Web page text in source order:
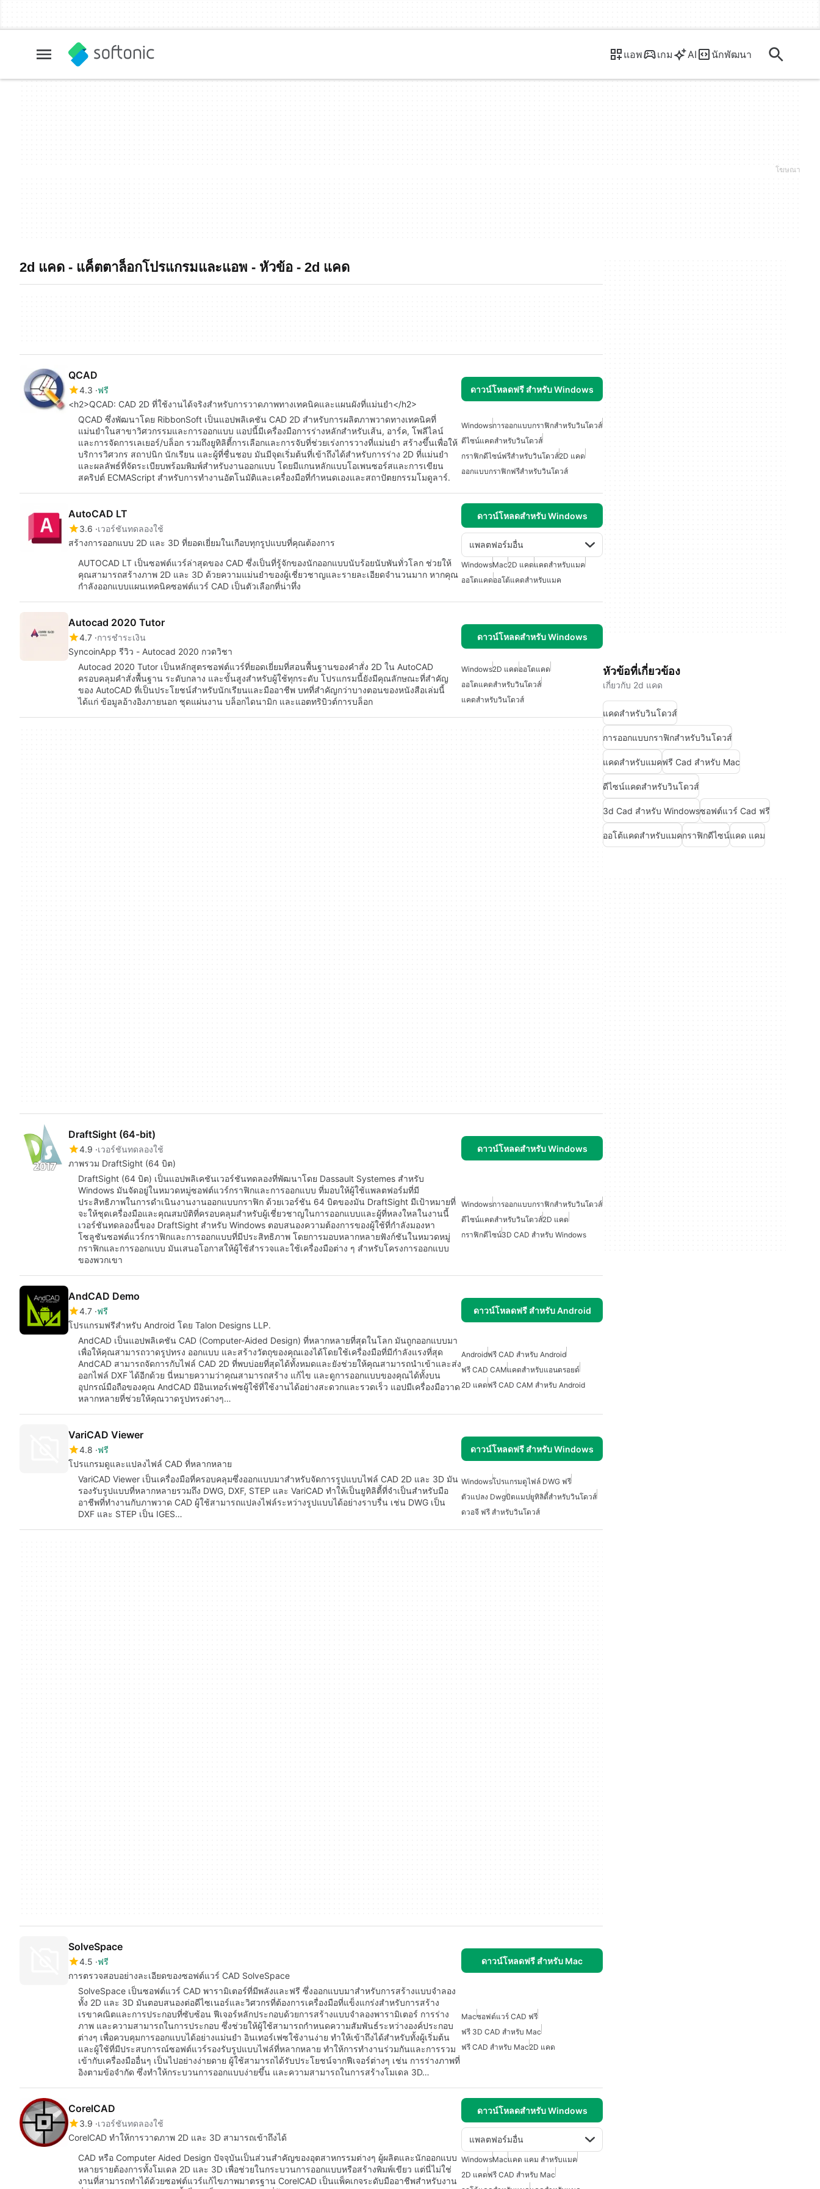
แอพ เกม AI นักพัฒนา
2d แคด - แค็ตตาล็อกโปรแกรมและแอพ - หัวข้อ - 2d แคด
QCAD
4.3 ฟรี
<h2>QCAD: CAD 2D ที่ใช้งานได้จริงสำหรับการวาดภาพทางเทคนิคและแผนผังที่แม่นยำ</h2>
ดาวน์โหลดฟรี สำหรับ Windows
QCAD ซึ่งพัฒนาโดย RibbonSoft เป็นแอปพลิเคชัน CAD 2D สำหรับการผลิตภาพวาดทางเทคนิคที่
แม่นยำในสาขาวิศวกรรมและการออกแบบ แอปนี้มีเครื่องมือการร่างหลักสำหรับเส้น, อาร์ค, โพลีไลน์
และการจัดการเลเยอร์/บล็อก รวมถึงยูทิลิตี้การเลือกและการจับที่ช่วยเร่งการวางที่แม่นยำ สร้างขึ้นเพื่อให้
บริการวิศวกร สถาปนิก นักเรียน และผู้ที่ชื่นชอบ มันมีจุดเริ่มต้นที่เข้าถึงได้สำหรับการร่าง 2D ที่แม่นยำ
และผลลัพธ์ที่จัดระเบียบพร้อมพิมพ์สำหรับงานออกแบบ โดยมีแกนหลักแบบโอเพนซอร์สและการเขียน
สคริปต์ ECMAScript สำหรับการทำงานอัตโนมัติและเครื่องมือที่กำหนดเองและสถาปัตยกรรมโมดูลาร์.
Windowsการออกแบบกราฟิกสำหรับวินโดวส์
ดีไซน์แคดสำหรับวินโดวส์
กราฟิกดีไซน์ฟรีสำหรับวินโดวส์2D แคด
ออกแบบกราฟิกฟรีสำหรับวินโดวส์
AutoCAD LT
3.6 เวอร์ชันทดลองใช้
สร้างการออกแบบ 2D และ 3D ที่ยอดเยี่ยมในเกือบทุกรูปแบบที่คุณต้องการ
ดาวน์โหลดสำหรับ Windows
แพลตฟอร์มอื่น
AUTOCAD LT เป็นซอฟต์แวร์ล่าสุดของ CAD ซึ่งเป็นที่รู้จักของนักออกแบบนับร้อยนับพันทั่วโลก ช่วยให้
คุณสามารถสร้างภาพ 2D และ 3D ด้วยความแม่นยำของผู้เชี่ยวชาญและรายละเอียดจำนวนมาก หากคุณ
กำลังออกแบบแผนเทคนิคซอฟต์แวร์ CAD เป็นตัวเลือกที่น่าทึ่ง
WindowsMac2D แคดแคดสำหรับแมค
ออโตแคดออโต้แคดสำหรับแมค
Autocad 2020 Tutor
4.7 การชำระเงิน
SyncoinApp รีวิว - Autocad 2020 กวดวิชา
ดาวน์โหลดสำหรับ Windows
Autocad 2020 Tutor เป็นหลักสูตรซอฟต์แวร์ที่ยอดเยี่ยมที่สอนพื้นฐานของคำสั่ง 2D ใน AutoCAD
ครอบคลุมคำสั่งพื้นฐาน ระดับกลาง และขั้นสูงสำหรับผู้ใช้ทุกระดับ โปรแกรมนี้ยังมีคุณลักษณะที่สำคัญ
ของ AutoCAD ที่เป็นประโยชน์สำหรับนักเรียนและมืออาชีพ บทที่สำคัญกว่าบางตอนของหนังสือเล่มนี้
ได้แก่ ข้อมูลอ้างอิงภายนอก ชุดแผ่นงาน บล็อกไดนามิก และแอตทริบิวต์การบล็อก
Windows2D แคดออโตแคด
ออโตแคดสำหรับวินโดวส์
แคดสำหรับวินโดวส์
DraftSight (64-bit)
4.9 เวอร์ชันทดลองใช้
ภาพรวม DraftSight (64 บิต)
ดาวน์โหลดสำหรับ Windows
DraftSight (64 บิต) เป็นแอปพลิเคชันเวอร์ชันทดลองที่พัฒนาโดย Dassault Systemes สำหรับ
Windows มันจัดอยู่ในหมวดหมู่ซอฟต์แวร์กราฟิกและการออกแบบ ที่มอบให้ผู้ใช้แพลตฟอร์มที่มี
ประสิทธิภาพในการดำเนินงานงานออกแบบกราฟิก ด้วยเวอร์ชัน 64 บิตของมัน DraftSight มีเป้าหมายที่
จะให้ชุดเครื่องมือและคุณสมบัติที่ครอบคลุมสำหรับผู้เชี่ยวชาญในการออกแบบและผู้ที่หลงใหลในงานนี้
เวอร์ชันทดลองนี้ของ DraftSight สำหรับ Windows ตอบสนองความต้องการของผู้ใช้ที่กำลังมองหา
โซลูชันซอฟต์แวร์กราฟิกและการออกแบบที่มีประสิทธิภาพ โดยการมอบหลากหลายฟังก์ชันในหมวดหมู่
กราฟิกและการออกแบบ มันเสนอโอกาสให้ผู้ใช้สำรวจและใช้เครื่องมือต่าง ๆ สำหรับโครงการออกแบบ
ของพวกเขา
Windowsการออกแบบกราฟิกสำหรับวินโดวส์
ดีไซน์แคดสำหรับวินโดวส์2D แคด
กราฟิกดีไซน์3D CAD สำหรับ Windows
AndCAD Demo
4.7 ฟรี
โปรแกรมฟรีสำหรับ Android โดย Talon Designs LLP.
ดาวน์โหลดฟรี สำหรับ Android
AndCAD เป็นแอปพลิเคชัน CAD (Computer-Aided Design) ที่หลากหลายที่สุดในโลก มันถูกออกแบบมา
เพื่อให้คุณสามารถวาดรูปทรง ออกแบบ และสร้างวัตถุของคุณเองได้โดยใช้เครื่องมือที่มีกำลังแรงที่สุด
AndCAD สามารถจัดการกับไฟล์ CAD 2D ที่พบบ่อยที่สุดได้ทั้งหมดและยังช่วยให้คุณสามารถนำเข้าและส่ง
ออกไฟล์ DXF ได้อีกด้วย นี่หมายความว่าคุณสามารถสร้าง แก้ไข และดูการออกแบบของคุณได้ทั้งบน
อุปกรณ์มือถือของคุณ AndCAD มีอินเทอร์เฟซผู้ใช้ที่ใช้งานได้อย่างสะดวกและรวดเร็ว แอปมีเครื่องมือวาด
หลากหลายที่ช่วยให้คุณวาดรูปทรงต่างๆ…
Androidฟรี CAD สำหรับ Android
ฟรี CAD CAMแคดสำหรับแอนดรอยด์
2D แคดฟรี CAD CAM สำหรับ Android
VariCAD Viewer
4.8 ฟรี
โปรแกรมดูและแปลงไฟล์ CAD ที่หลากหลาย
ดาวน์โหลดฟรี สำหรับ Windows
VariCAD Viewer เป็นเครื่องมือที่ครอบคลุมซึ่งออกแบบมาสำหรับจัดการรูปแบบไฟล์ CAD 2D และ 3D มัน
รองรับรูปแบบที่หลากหลายรวมถึง DWG, DXF, STEP และ VariCAD ทำให้เป็นยูทิลิตี้ที่จำเป็นสำหรับมือ
อาชีพที่ทำงานกับภาพวาด CAD ผู้ใช้สามารถแปลงไฟล์ระหว่างรูปแบบได้อย่างราบรื่น เช่น DWG เป็น
DXF และ STEP เป็น IGES…
Windowsโปรแกรมดูไฟล์ DWG ฟรี
ตัวแปลง Dwgบิตแมปยูทิลิตี้สำหรับวินโดวส์
ดวอจี ฟรี สำหรับวินโดวส์
SolveSpace
4.5 ฟรี
การตรวจสอบอย่างละเอียดของซอฟต์แวร์ CAD SolveSpace
ดาวน์โหลดฟรี สำหรับ Mac
SolveSpace เป็นซอฟต์แวร์ CAD พารามิเตอร์ที่มีพลังและฟรี ซึ่งออกแบบมาสำหรับการสร้างแบบจำลอง
ทั้ง 2D และ 3D มันตอบสนองต่อดีไซเนอร์และวิศวกรที่ต้องการเครื่องมือที่แข็งแกร่งสำหรับการสร้าง
เรขาคณิตและการประกอบที่ซับซ้อน ฟีเจอร์หลักประกอบด้วยการสร้างแบบจำลองพารามิเตอร์ การร่าง
ภาพ และความสามารถในการประกอบ ซึ่งช่วยให้ผู้ใช้สามารถกำหนดความสัมพันธ์ระหว่างองค์ประกอบ
ต่างๆ เพื่อควบคุมการออกแบบได้อย่างแม่นยำ อินเทอร์เฟซใช้งานง่าย ทำให้เข้าถึงได้สำหรับทั้งผู้เริ่มต้น
และผู้ใช้ที่มีประสบการณ์ซอฟต์แวร์รองรับรูปแบบไฟล์ที่หลากหลาย ทำให้การทำงานร่วมกันและการรวม
เข้ากับเครื่องมืออื่นๆ เป็นไปอย่างง่ายดาย ผู้ใช้สามารถได้รับประโยชน์จากฟีเจอร์ต่างๆ เช่น การร่างภาพที่
อิงตามข้อจำกัด ซึ่งทำให้กระบวนการออกแบบง่ายขึ้น และความสามารถในการสร้างโมเดล 3D…
Macซอฟต์แวร์ CAD ฟรี
ฟรี 3D CAD สำหรับ Mac
ฟรี CAD สำหรับ Mac2D แคด
CorelCAD
3.9 เวอร์ชันทดลองใช้
CorelCAD ทำให้การวาดภาพ 2D และ 3D สามารถเข้าถึงได้
ดาวน์โหลดสำหรับ Windows
แพลตฟอร์มอื่น
CAD หรือ Computer Aided Design ปัจจุบันเป็นส่วนสำคัญของอุตสาหกรรมต่างๆ ผู้ผลิตและนักออกแบบ
หลายรายต้องการทั้งโมเดล 2D และ 3D เพื่อช่วยในกระบวนการออกแบบหรือสร้างพิมพ์เขียว แต่นี่ไม่ใช่
งานที่สามารถทำได้ด้วยซอฟต์แวร์แก้ไขภาพมาตรฐาน CorelCAD เป็นแพ็คเกจระดับมืออาชีพสำหรับงาน
WindowsMacแคด แคม สำหรับแมค
2D แคดฟรี CAD สำหรับ Mac
หัวข้อที่เกี่ยวข้อง
เกี่ยวกับ 2d แคด
แคดสำหรับวินโดวส์
การออกแบบกราฟิกสำหรับวินโดวส์
แคดสำหรับแมคฟรี Cad สำหรับ Mac
ดีไซน์แคดสำหรับวินโดวส์
3d Cad สำหรับ Windowsซอฟต์แวร์ Cad ฟรี
ออโต้แคดสำหรับแมคกราฟิกดีไซน์แคด แคม